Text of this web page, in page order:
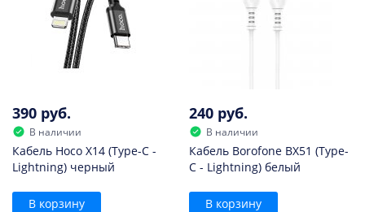
390 руб.
В наличии
Кабель Hoco X14 (Type-C -
Lightning) черный
В корзину
240 руб.
В наличии
Кабель Borofone BX51 (Type-
C - Lightning) белый
В корзину